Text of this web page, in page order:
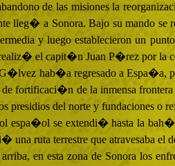
de las misiones la
lleg� a Sonora. Bajo su mando
y luego establecieron un
el capit�n Juan P�rez por la
hab�a regresado a Espa�a,
fortificaci�n de la inmensa frontera
presidios del norte y fundaciones o
espa�ol se extendi� hasta la
una ruta terrestre que atravesaba el
en esta zona de Sonora los